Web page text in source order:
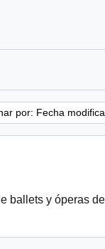
por: Fecha
ballets y óperas